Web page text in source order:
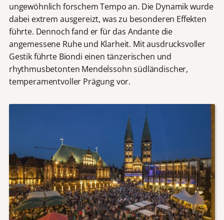
ungewöhnlich forschem Tempo an. Die Dynamik wurde
dabei extrem ausgereizt, was zu besonderen Effekten
führte. Dennoch fand er für das Andante die
angemessene Ruhe und Klarheit. Mit ausdrucksvoller
Gestik führte Biondi einen tänzerischen und
rhythmusbetonten Mendelssohn südländischer,
temperamentvoller Prägung vor.